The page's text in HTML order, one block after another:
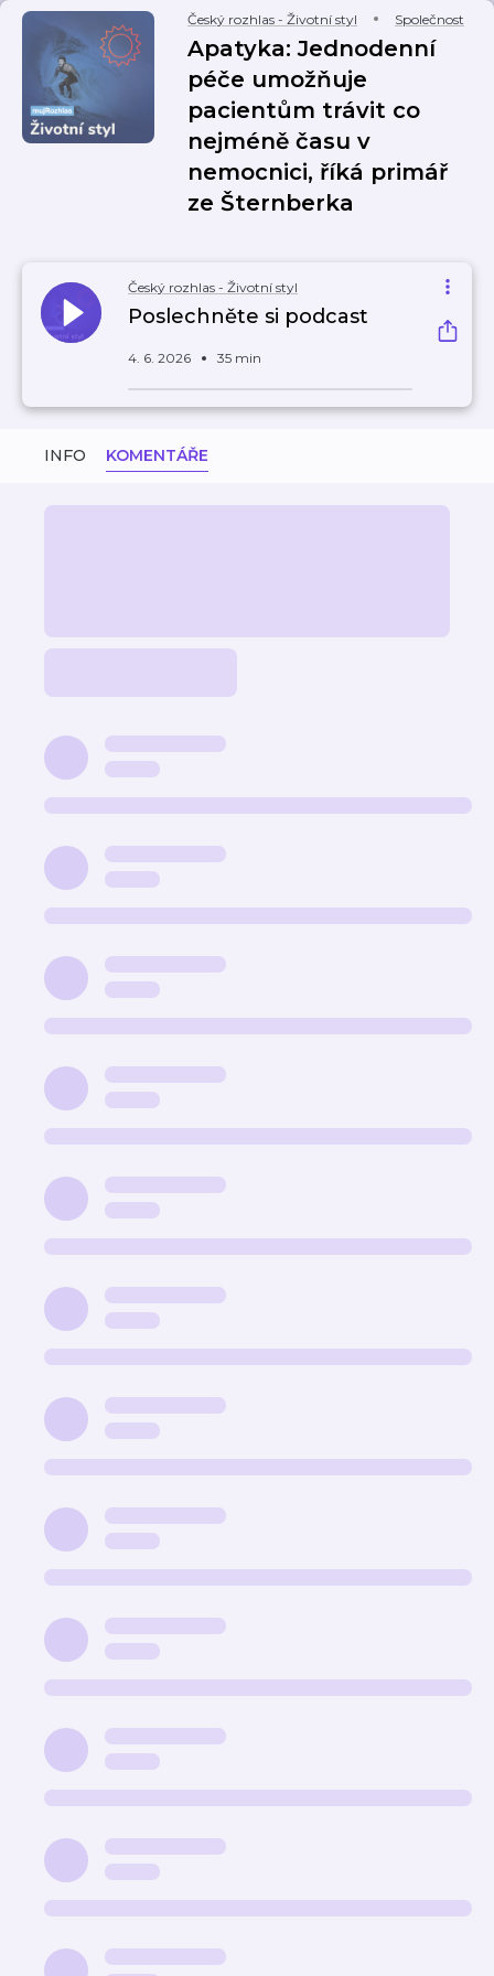
Český rozhlas - Životní styl Společnost
Apatyka: Jednodenní
péče umožňuje
pacientům trávit co
nejméně času v
nemocnici, říká primář
ze Šternberka
Český rozhlas - Životní styl
Poslechněte si podcast
4. 6. 2026 35 min
INFO KOMENTÁŘE